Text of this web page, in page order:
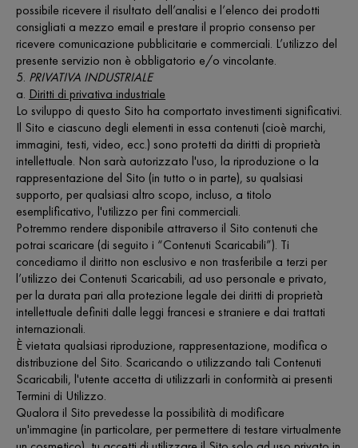
possibile ricevere il risultato dell’analisi e l’elenco dei prodotti
consigliati a mezzo email e prestare il proprio consenso per
ricevere comunicazione pubblicitarie e commerciali. L’utilizzo del
presente servizio non è obbligatorio e/o vincolante.
5. PRIVATIVA INDUSTRIALE
a. Diritti di privativa industriale
Lo sviluppo di questo Sito ha comportato investimenti significativi.
Il Sito e ciascuno degli elementi in essa contenuti (cioè marchi,
immagini, testi, video, ecc.) sono protetti da diritti di proprietà
intellettuale. Non sarà autorizzato l'uso, la riproduzione o la
rappresentazione del Sito (in tutto o in parte), su qualsiasi
supporto, per qualsiasi altro scopo, incluso, a titolo
esemplificativo, l'utilizzo per fini commerciali.
Potremmo rendere disponibile attraverso il Sito contenuti che
potrai scaricare (di seguito i “Contenuti Scaricabili”). Ti
concediamo il diritto non esclusivo e non trasferibile a terzi per
l’utilizzo dei Contenuti Scaricabili, ad uso personale e privato,
per la durata pari alla protezione legale dei diritti di proprietà
intellettuale definiti dalle leggi francesi e straniere e dai trattati
internazionali.
È vietata qualsiasi riproduzione, rappresentazione, modifica o
distribuzione del Sito. Scaricando o utilizzando tali Contenuti
Scaricabili, l'utente accetta di utilizzarli in conformità ai presenti
Termini di Utilizzo.
Qualora il Sito prevedesse la possibilità di modificare
un'immagine (in particolare, per permettere di testare virtualmente